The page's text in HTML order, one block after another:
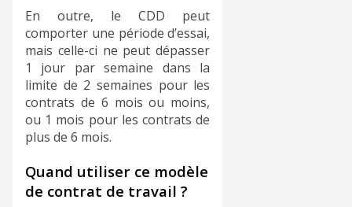
En outre, le CDD peut
comporter une période d’essai,
mais celle-ci ne peut dépasser
1 jour par semaine dans la
limite de 2 semaines pour les
contrats de 6 mois ou moins,
ou 1 mois pour les contrats de
plus de 6 mois.
Quand utiliser ce modèle
de contrat de travail ?